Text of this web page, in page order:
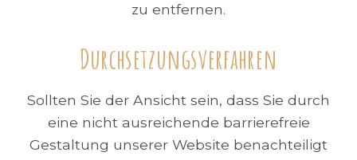
zu entfernen.
Durchsetzungsverfahren
Sollten Sie der Ansicht sein, dass Sie durch
eine nicht ausreichende barrierefreie
Gestaltung unserer Website benachteiligt